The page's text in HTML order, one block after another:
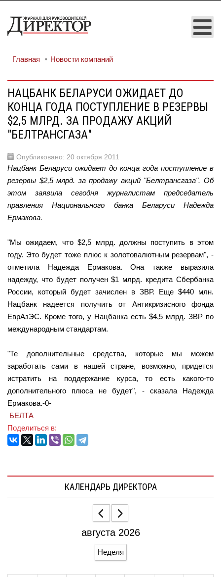
Главная Новости компаний
НАЦБАНК БЕЛАРУСИ ОЖИДАЕТ ДО
КОНЦА ГОДА ПОСТУПЛЕНИЕ В РЕЗЕРВЫ
$2,5 МЛРД. ЗА ПРОДАЖУ АКЦИЙ
"БЕЛТРАНСГАЗА"
Опубликовано: 20 октября 2011
Нацбанк Беларуси ожидает до конца года поступление в
резервы $2,5 млрд. за продажу акций "Белтрансгаза". Об
этом заявила сегодня журналистам председатель
правления Национального банка Беларуси Надежда
Ермакова.
"Мы ожидаем, что $2,5 млрд. должны поступить в этом
году. Это будет тоже плюс к золотовалютным резервам", -
отметила Надежда Ермакова. Она также выразила
надежду, что будет получен $1 млрд. кредита Сбербанка
России, который будет зачислен в ЗВР. Еще $440 млн.
Нацбанк надеется получить от Антикризисного фонда
ЕврАзЭС. Кроме того, у Нацбанка есть $4,5 млрд. ЗВР по
международным стандартам.
"Те дополнительные средства, которые мы можем
заработать сами в нашей стране, возможно, придется
истратить на поддержание курса, то есть какого-то
дополнительного плюса не будет", - сказала Надежда
Ермакова.-0-
БЕЛТА
Поделиться в:
КАЛЕНДАРЬ ДИРЕКТОРА
августа 2026
Неделя